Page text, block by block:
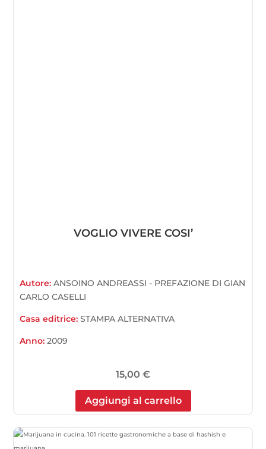
VOGLIO VIVERE COSI’
Autore:ANSOINO ANDREASSI - PREFAZIONE DI GIAN
CARLO CASELLI
Casa editrice:STAMPA ALTERNATIVA
Anno:2009
15,00 €
Aggiungi al carrello